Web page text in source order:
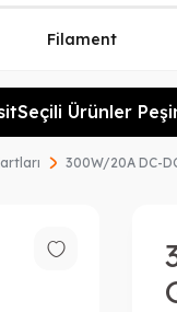
Filament
Seçili Ürünler Peşin
300W/20A DC-